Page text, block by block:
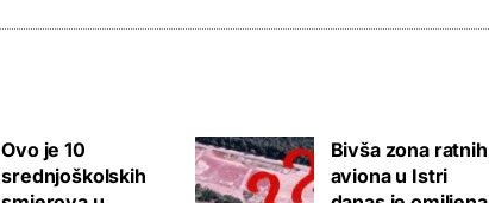
Ovo je 10
srednjoškolskih
Bivša zona ratnih
aviona u Istri